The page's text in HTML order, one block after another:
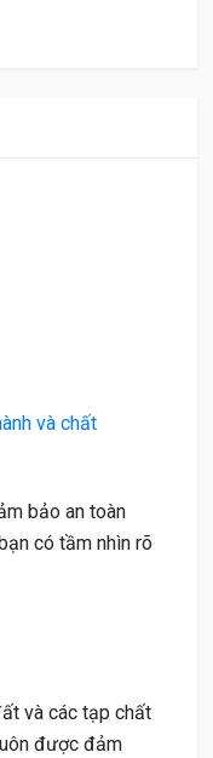
và chất
bảo an toàn
có tầm nhìn rõ
và các tạp chất
được đảm